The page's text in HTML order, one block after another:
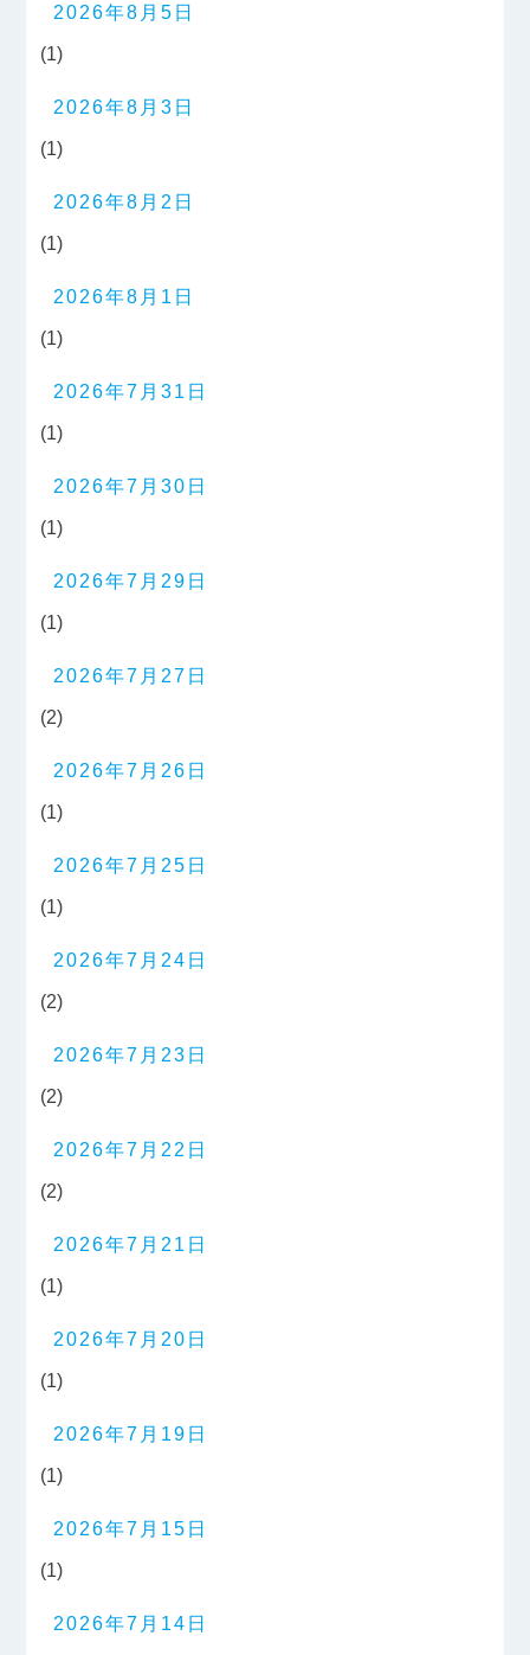
2026年8月5日
(1)
2026年8月3日
(1)
2026年8月2日
(1)
2026年8月1日
(1)
2026年7月31日
(1)
2026年7月30日
(1)
2026年7月29日
(1)
2026年7月27日
(2)
2026年7月26日
(1)
2026年7月25日
(1)
2026年7月24日
(2)
2026年7月23日
(2)
2026年7月22日
(2)
2026年7月21日
(1)
2026年7月20日
(1)
2026年7月19日
(1)
2026年7月15日
(1)
2026年7月14日